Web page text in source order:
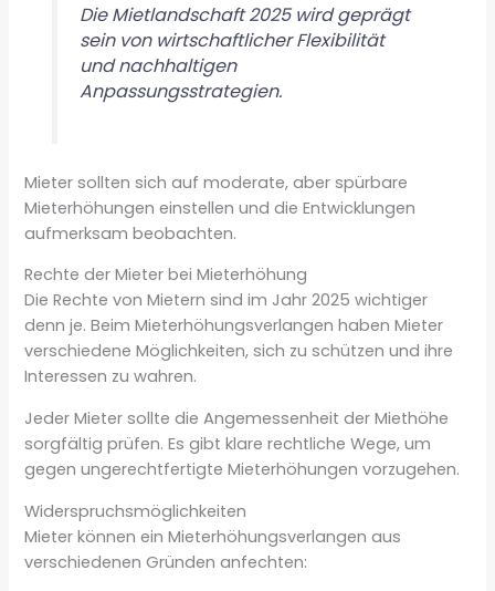
Die Mietlandschaft 2025 wird geprägt
sein von wirtschaftlicher Flexibilität
und nachhaltigen
Anpassungsstrategien.
Mieter sollten sich auf moderate, aber spürbare
Mieterhöhungen einstellen und die Entwicklungen
aufmerksam beobachten.
Rechte der Mieter bei Mieterhöhung
Die Rechte von Mietern sind im Jahr 2025 wichtiger
denn je. Beim Mieterhöhungsverlangen haben Mieter
verschiedene Möglichkeiten, sich zu schützen und ihre
Interessen zu wahren.
Jeder Mieter sollte die Angemessenheit der Miethöhe
sorgfältig prüfen. Es gibt klare rechtliche Wege, um
gegen ungerechtfertigte Mieterhöhungen vorzugehen.
Widerspruchsmöglichkeiten
Mieter können ein Mieterhöhungsverlangen aus
verschiedenen Gründen anfechten: